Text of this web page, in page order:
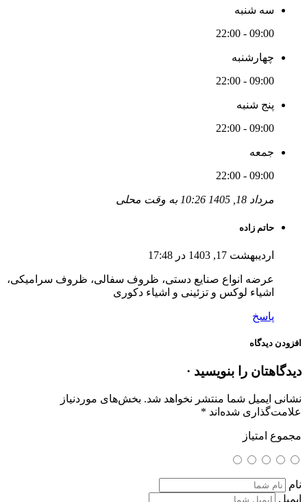
سه شنبه
09:00 - 22:00
چهارشنبه
09:00 - 22:00
پنج شنبه
09:00 - 22:00
جمعه
09:00 - 22:00
مرداد 18, 1405 10:26 به وقت محلی
حاتم زاده
اردیبهشت 17, 1403 در 17:48
عرضه انواع صنایع دستی، ظروف سفالی، ظروف سرامیکی،
اشیاء لوکس و تزئینی و اشیاء دکوری
پاسخ
افزودن دیدگاه
دیدگاهتان را بنویسید ·
نشانی ایمیل شما منتشر نخواهد شد. بخش‌های موردنیاز
علامت‌گذاری شده‌اند *
مجموع امتیاز
نام
ایمیل